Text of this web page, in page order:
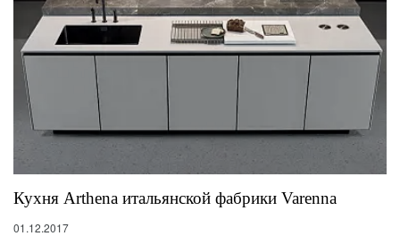
Кухня Arthena итальянской фабрики Varenna
01.12.2017